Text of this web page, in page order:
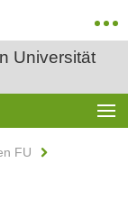
Universität
FU